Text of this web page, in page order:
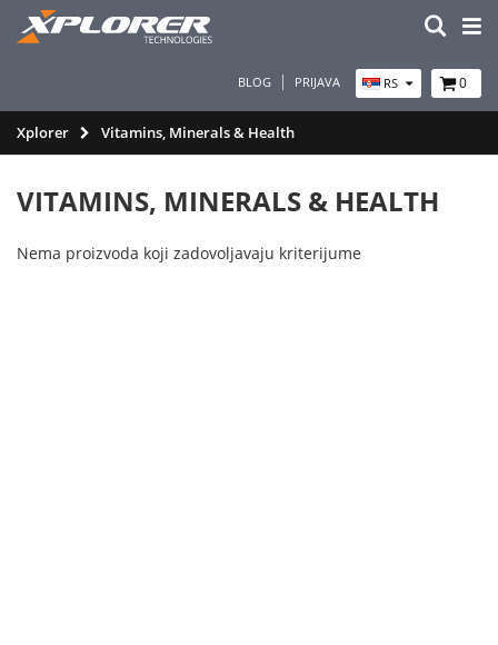
BLOG PRIJAVA RS 0
Xplorer Vitamins, Minerals & Health
VITAMINS, MINERALS & HEALTH
Nema proizvoda koji zadovoljavaju kriterijume